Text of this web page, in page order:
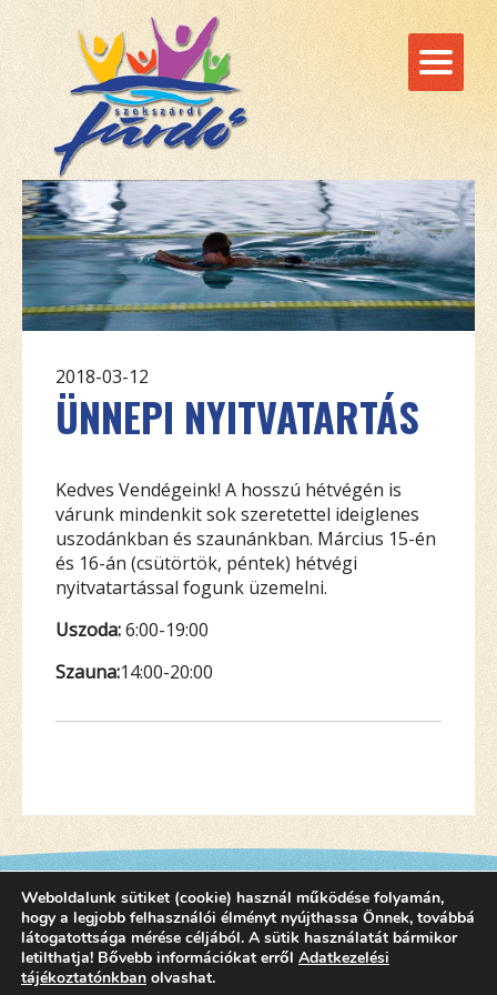
2018-03-12
ÜNNEPI NYITVATARTÁS
Kedves Vendégeink! A hosszú hétvégén is
várunk mindenkit sok szeretettel ideiglenes
uszodánkban és szaunánkban. Március 15-én
és 16-án (csütörtök, péntek) hétvégi
nyitvatartással fogunk üzemelni.
Uszoda:6:00-19:00
Szauna:14:00-20:00
Weboldalunk sütiket (cookie) használ működése folyamán,
hogy a legjobb felhasználói élményt nyújthassa Önnek, továbbá
látogatottsága mérése céljából. A sütik használatát bármikor
letilthatja! Bővebb információkat erről Adatkezelési
tájékoztatónkban olvashat.